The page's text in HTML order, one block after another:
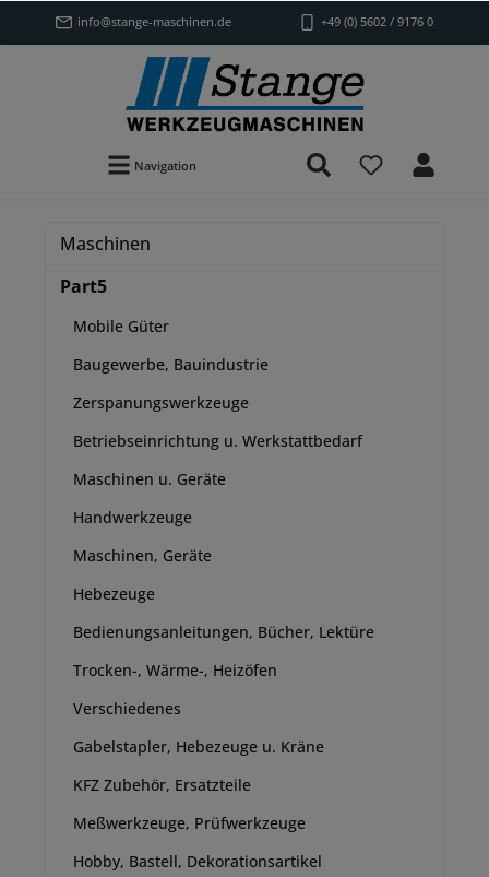
info@stange-maschinen.de +49 (0) 5602 / 9176 0
Navigation
Maschinen
Part5
Mobile Güter
Baugewerbe, Bauindustrie
Zerspanungswerkzeuge
Betriebseinrichtung u. Werkstattbedarf
Maschinen u. Geräte
Handwerkzeuge
Maschinen, Geräte
Hebezeuge
Bedienungsanleitungen, Bücher, Lektüre
Trocken-, Wärme-, Heizöfen
Verschiedenes
Gabelstapler, Hebezeuge u. Kräne
KFZ Zubehör, Ersatzteile
Meßwerkzeuge, Prüfwerkzeuge
Hobby, Bastell, Dekorationsartikel